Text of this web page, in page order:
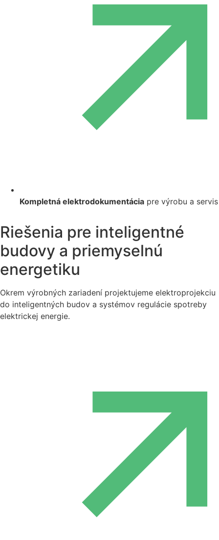
Kompletná elektrodokumentácia pre výrobu a servis
Riešenia pre inteligentné
budovy a priemyselnú
energetiku
Okrem výrobných zariadení projektujeme elektroprojekciu
do inteligentných budov a systémov regulácie spotreby
elektrickej energie.